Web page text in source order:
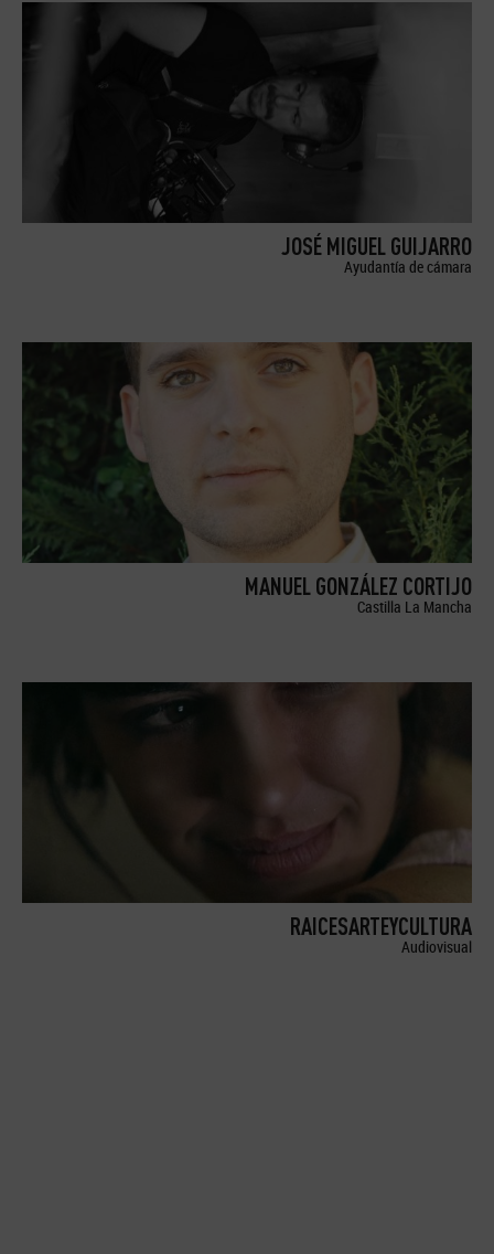
JOSÉ MIGUEL GUIJARRO
Ayudantía de cámara
MANUEL GONZÁLEZ CORTIJO
Castilla La Mancha
RAICESARTEYCULTURA
Audiovisual